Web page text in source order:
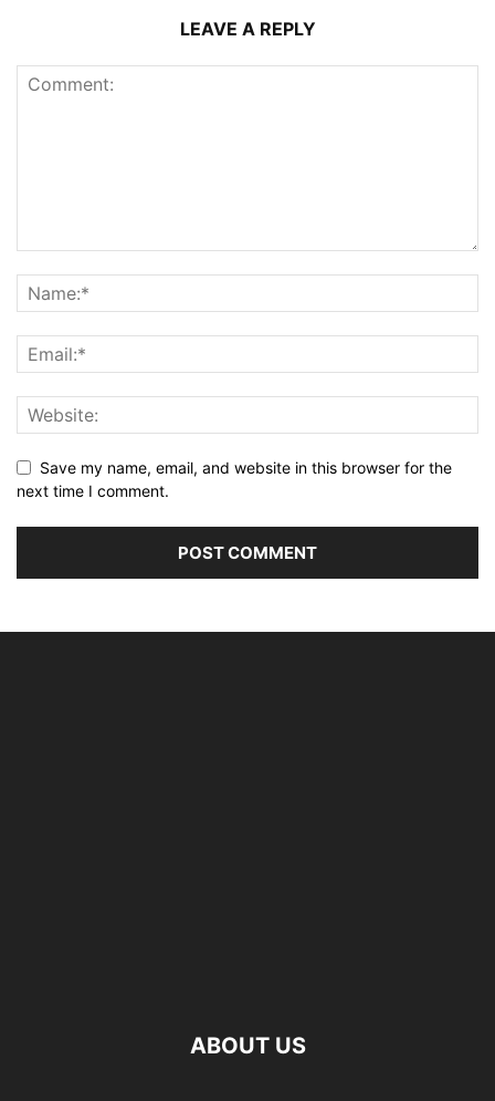
LEAVE A REPLY
Save my name, email, and website in this browser for the
next time I comment.
ABOUT US